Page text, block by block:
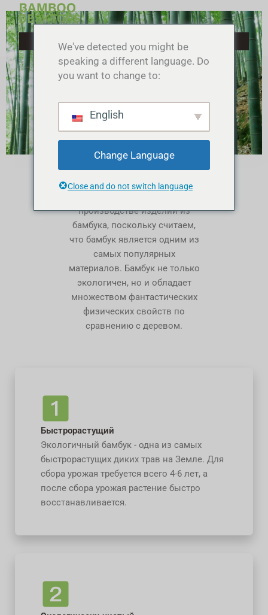
Перейти
содержимому
ПОЧЕМУ БАМБУК
вариант для настольных
Почему бамбук
производстве изделий из
бамбука, поскольку считаем,
что бамбук является одним из
самых популярных
материалов. Бамбук не только
экологичен, но и обладает
множеством фантастических
физических свойств по
сравнению с деревом.
Быстрорастущий
Экологичный бамбук - одна из самых
быстрорастущих диких трав на Земле. Для
сбора урожая требуется всего 4-6 лет, а
после сбора урожая растение быстро
восстанавливается.
We've detected you might be
speaking a different language. Do
you want to change to:
English
Change Language
Close and do not switch language